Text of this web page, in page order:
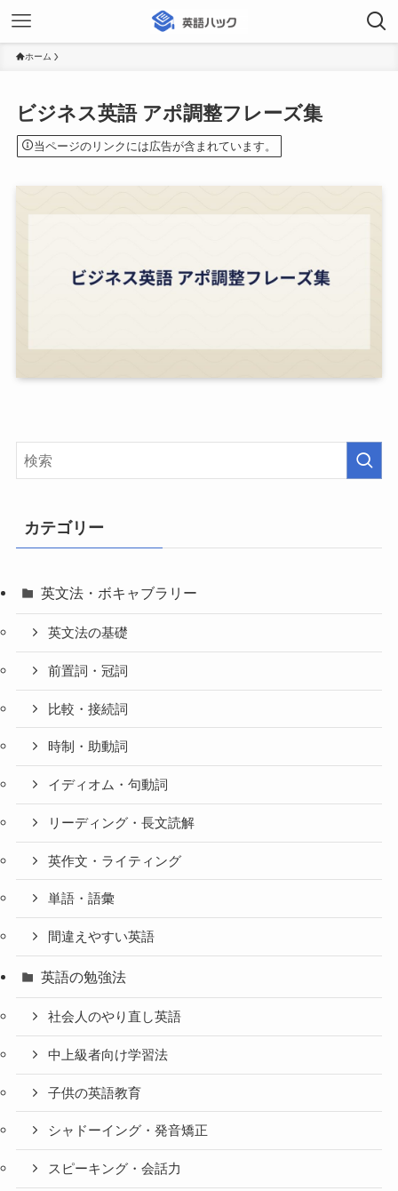
ホーム
ビジネス英語 アポ調整フレーズ集
当ページのリンクには広告が含まれています。
カテゴリー
英文法・ボキャブラリー
英文法の基礎
前置詞・冠詞
比較・接続詞
時制・助動詞
イディオム・句動詞
リーディング・長文読解
英作文・ライティング
単語・語彙
間違えやすい英語
英語の勉強法
社会人のやり直し英語
中上級者向け学習法
子供の英語教育
シャドーイング・発音矯正
スピーキング・会話力